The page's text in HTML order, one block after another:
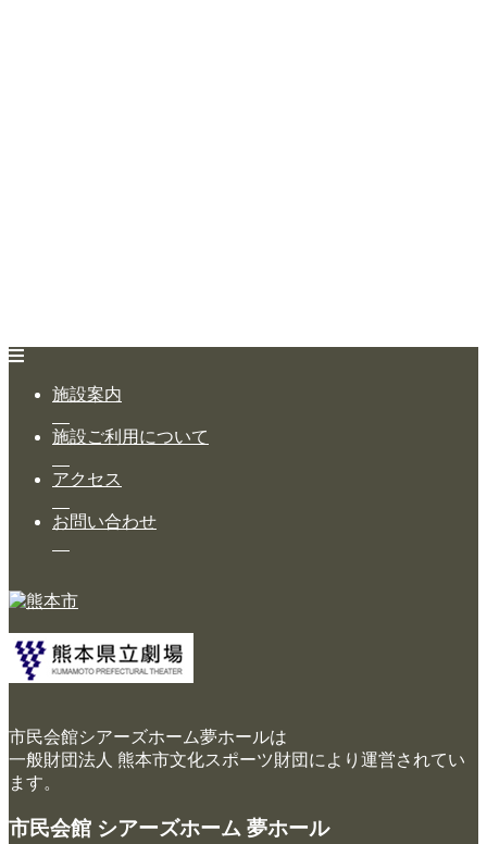
施設案内
施設ご利用について
アクセス
お問い合わせ
市民会館シアーズホーム夢ホールは
一般財団法人 熊本市文化スポーツ財団により運営されてい
ます。
市民会館 シアーズホーム 夢ホール